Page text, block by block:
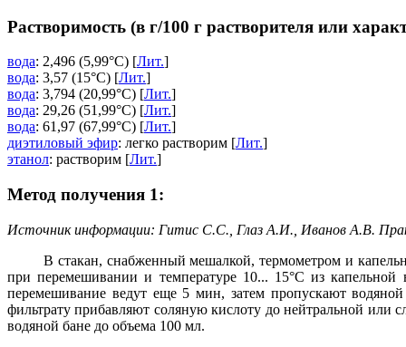
Растворимость (в г/100 г растворителя или
вода: 2,496 (5,99°C) [Лит.]
вода: 3,57 (15°C) [Лит.]
вода: 3,794 (20,99°C) [Лит.]
вода: 29,26 (51,99°C) [Лит.]
вода: 61,97 (67,99°C) [Лит.]
диэтиловый эфир: легко растворим [Лит.]
этанол: растворим [Лит.]
Метод получения 1:
Источник информации: Гитис С.С., Глаз А.И., Иванов А.В.
В стакан, снабженный мешалкой, термометром и
при перемешивании и температуре 10... 15°С из капельной
перемешивание ведут еще 5 мин, затем пропускают
фильтрату прибавляют соляную кислоту до нейтральной или
водяной бане до объема 100 мл.